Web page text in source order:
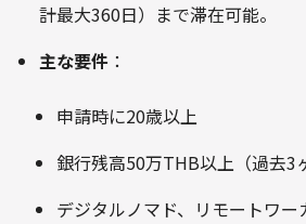
計最大360日）まで滞在可能。
主な要件 ：
申請時に20歳以上
銀行残高50万THB以上（過去3
デジタルノマド、リモートワ